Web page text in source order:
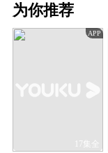
为你推荐
APP
17集全